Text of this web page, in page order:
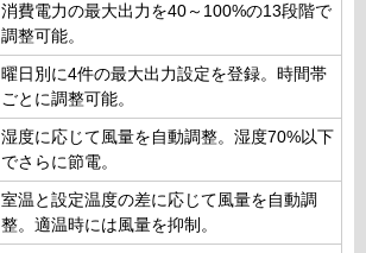
消費電力の最大出力を40～100%の13段階で
調整可能。
曜日別に4件の最大出力設定を登録。時間帯
ごとに調整可能。
湿度に応じて風量を自動調整。湿度70%以下
でさらに節電。
室温と設定温度の差に応じて風量を自動調
整。適温時には風量を抑制。